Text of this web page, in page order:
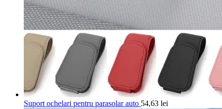
Suport ochelari pentru parasolar auto 54,63 lei